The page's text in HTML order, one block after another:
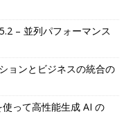
– 並列パフォーマンス
ョンとビジネスの統合の
って高性能生成 AI の